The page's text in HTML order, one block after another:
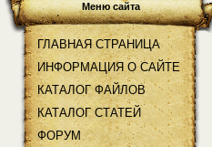
Меню сайта
ГЛАВНАЯ СТРАНИЦА
ИНФОРМАЦИЯ О САЙТЕ
КАТАЛОГ ФАЙЛОВ
КАТАЛОГ СТАТЕЙ
ФОРУМ